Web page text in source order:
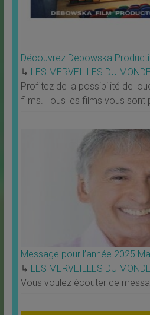
Découvrez Debowska
↳ LES MERVEILLES DU
Profitez de la possibilité de
films. Tous les films vous sont
Message pour l’année 2025
↳ LES MERVEILLES DU
Vous voulez écouter ce